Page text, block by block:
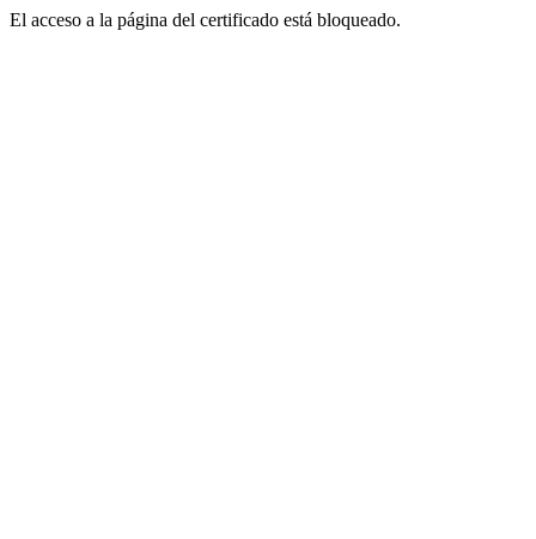
El acceso a la página del certificado está bloqueado.